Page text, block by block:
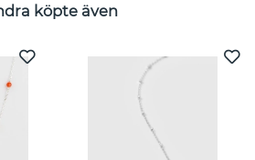
köpte även